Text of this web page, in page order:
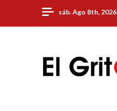
content
sáb. Ago 8th, 2026